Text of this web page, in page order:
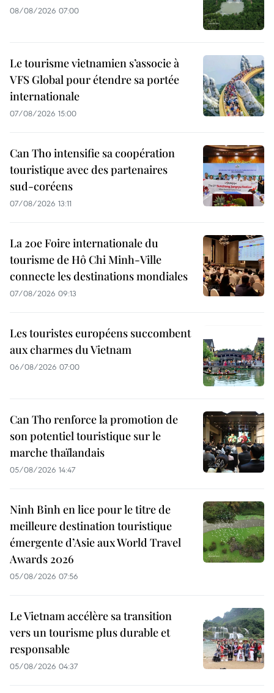
08/08/2026 07:00
Le tourisme vietnamien s’associe à
VFS Global pour étendre sa portée
internationale
07/08/2026 15:00
Can Tho intensifie sa coopération
touristique avec des partenaires
sud-coréens
07/08/2026 13:11
La 20e Foire internationale du
tourisme de Hô Chi Minh-Ville
connecte les destinations mondiales
07/08/2026 09:13
Les touristes européens succombent
aux charmes du Vietnam
06/08/2026 07:00
Can Tho renforce la promotion de
son potentiel touristique sur le
marche thaïlandais
05/08/2026 14:47
Ninh Binh en lice pour le titre de
meilleure destination touristique
émergente d’Asie aux World Travel
Awards 2026
05/08/2026 07:56
Le Vietnam accélère sa transition
vers un tourisme plus durable et
responsable
05/08/2026 04:37